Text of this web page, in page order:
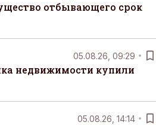
отбывающего срок
05.08.26, 09:29
недвижимости купили
05.08.26, 14:14